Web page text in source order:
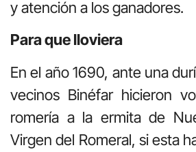
y atención a los ganadores.
Para que lloviera
En el año 1690, ante una
vecinos Binéfar hicieron
romería a la ermita de
Virgen del Romeral, si esta